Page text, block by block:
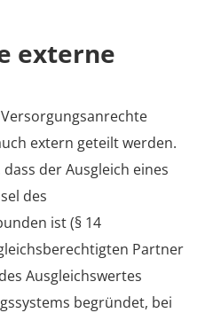
externe
extern geteilt werden.
der Ausgleich eines
des
ist (§ 14
Partner
Ausgleichswertes
begründet, bei